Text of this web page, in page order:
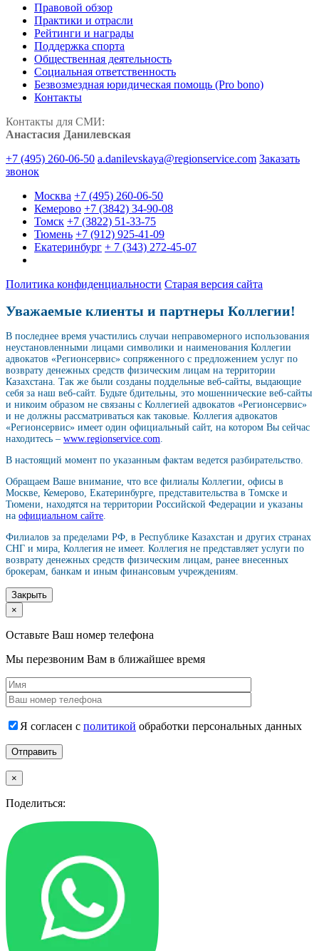
Правовой обзор
Практики и отрасли
Рейтинги и награды
Поддержка спорта
Общественная деятельность
Социальная ответственность
Безвозмездная юридическая помощь (Pro bono)
Контакты
Контакты для СМИ:
Анастасия Данилевская
+7 (495) 260-06-50 a.danilevskaya@regionservice.com Заказать
звонок
Москва +7 (495) 260-06-50
Кемерово +7 (3842) 34-90-08
Томск +7 (3822) 51-33-75
Тюмень +7 (912) 925-41-09
Екатеринбург + 7 (343) 272-45-07
Политика конфиденциальности Старая версия сайта
Уважаемые клиенты и партнеры Коллегии!
В последнее время участились случаи неправомерного использования
неустановленными лицами символики и наименования Коллегии
адвокатов «Регионсервис» сопряженного с предложением услуг по
возврату денежных средств физическим лицам на территории
Казахстана. Так же были созданы поддельные веб-сайты, выдающие
себя за наш веб-сайт. Будьте бдительны, это мошеннические веб-сайты
и никоим образом не связаны с Коллегией адвокатов «Регионсервис»
и не должны рассматриваться как таковые. Коллегия адвокатов
«Регионсервис» имеет один официальный сайт, на котором Вы сейчас
находитесь – www.regionservice.com
В настоящий момент по указанным фактам ведется разбирательство.
Обращаем Ваше внимание, что все филиалы Коллегии, офисы в
Москве, Кемерово, Екатеринбурге, представительства в Томске и
Тюмени, находятся на территории Российской Федерации и указаны
на официальном сайте
Филиалов за пределами РФ, в Республике Казахстан и других странах
СНГ и мира, Коллегия не имеет. Коллегия не представляет услуги по
возврату денежных средств физическим лицам, ранее внесенных
брокерам, банкам и иным финансовым учреждениям.
Закрыть
×
Оставьте Ваш номер телефона
Мы перезвоним Вам в ближайшее время
Я согласен с политикой обработки персональных данных
×
Поделиться: